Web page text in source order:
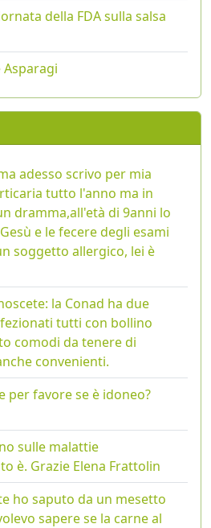
della FDA sulla salsa
adesso scrivo per mia
tutto l'anno ma in
dramma,all'età di 9anni lo
e le fecere degli esami
soggetto allergico, lei è
la Conad ha due
tutti con bollino
comodi da tenere di
convenienti.
per favore se è idoneo?
sulle malattie
è. Grazie Elena Frattolin
ho saputo da un mesetto
sapere se la carne al